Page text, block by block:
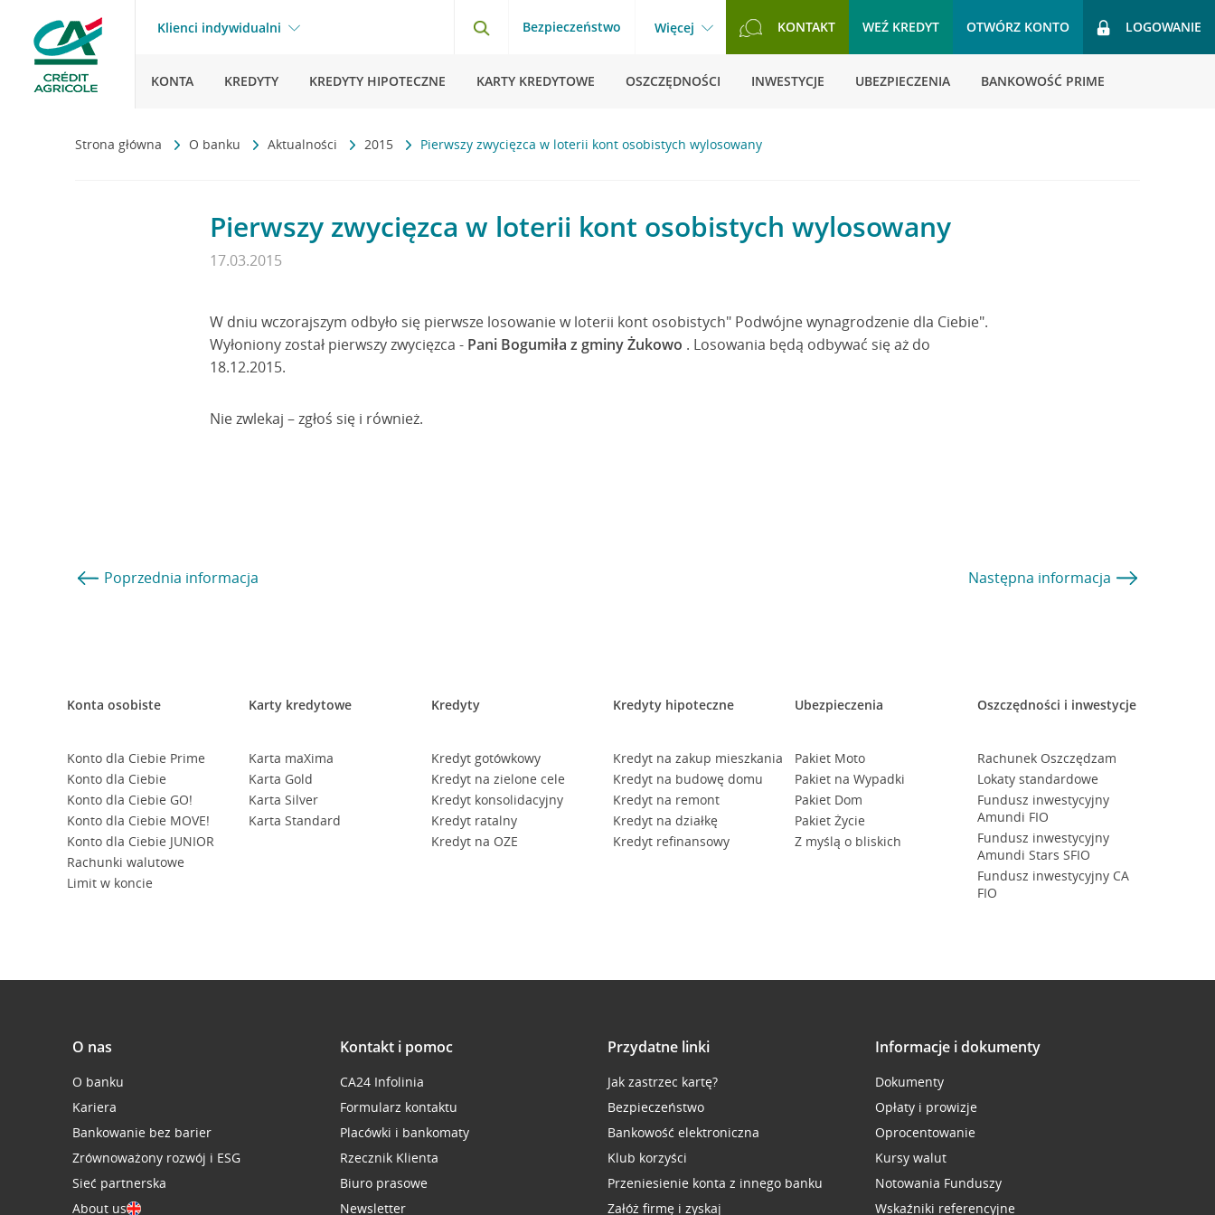
Klienci indywidualni Bezpieczeństwo Więcej KONTAKT WEŹ KREDYT OTWÓRZ KONTO LOGOWANIE
KONTA KREDYTY KREDYTY HIPOTECZNE KARTY KREDYTOWE OSZCZĘDNOŚCI INWESTYCJE UBEZPIECZENIA BANKOWOŚĆ PRIME
Strona główna O banku Aktualności 2015 Pierwszy zwycięzca w loterii kont osobistych wylosowany
Pierwszy zwycięzca w loterii kont osobistych wylosowany
17.03.2015
W dniu wczorajszym odbyło się pierwsze losowanie w loterii kont osobistych" Podwójne wynagrodzenie dla Ciebie".
Wyłoniony został pierwszy zwycięzca - Pani Bogumiła z gminy Żukowo . Losowania będą odbywać się aż do
18.12.2015.
Nie zwlekaj – zgłoś się i również.
Poprzednia informacja Następna informacja
Konta osobiste
Konto dla Ciebie Prime
Konto dla Ciebie
Konto dla Ciebie GO!
Konto dla Ciebie MOVE!
Konto dla Ciebie JUNIOR
Rachunki walutowe
Limit w koncie
Karty kredytowe
Karta maXima
Karta Gold
Karta Silver
Karta Standard
Kredyty
Kredyt gotówkowy
Kredyt na zielone cele
Kredyt konsolidacyjny
Kredyt ratalny
Kredyt na OZE
Kredyty hipoteczne
Kredyt na zakup mieszkania
Kredyt na budowę domu
Kredyt na remont
Kredyt na działkę
Kredyt refinansowy
Ubezpieczenia
Pakiet Moto
Pakiet na Wypadki
Pakiet Dom
Pakiet Życie
Z myślą o bliskich
Oszczędności i inwestycje
Rachunek Oszczędzam
Lokaty standardowe
Fundusz inwestycyjny
Amundi FIO
Fundusz inwestycyjny
Amundi Stars SFIO
Fundusz inwestycyjny CA
FIO
O nas
O banku
Kariera
Bankowanie bez barier
Zrównoważony rozwój i ESG
Sieć partnerska
About us
Kontakt i pomoc
CA24 Infolinia
Formularz kontaktu
Placówki i bankomaty
Rzecznik Klienta
Biuro prasowe
Newsletter
Przydatne linki
Jak zastrzec kartę?
Bezpieczeństwo
Bankowość elektroniczna
Klub korzyści
Przeniesienie konta z innego banku
Załóż firmę i zyskaj
Informacje i dokumenty
Dokumenty
Opłaty i prowizje
Oprocentowanie
Kursy walut
Notowania Funduszy
Wskaźniki referencyjne